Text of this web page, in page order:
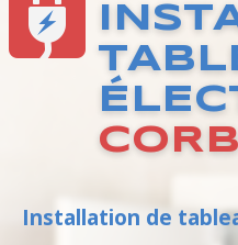
Installation de